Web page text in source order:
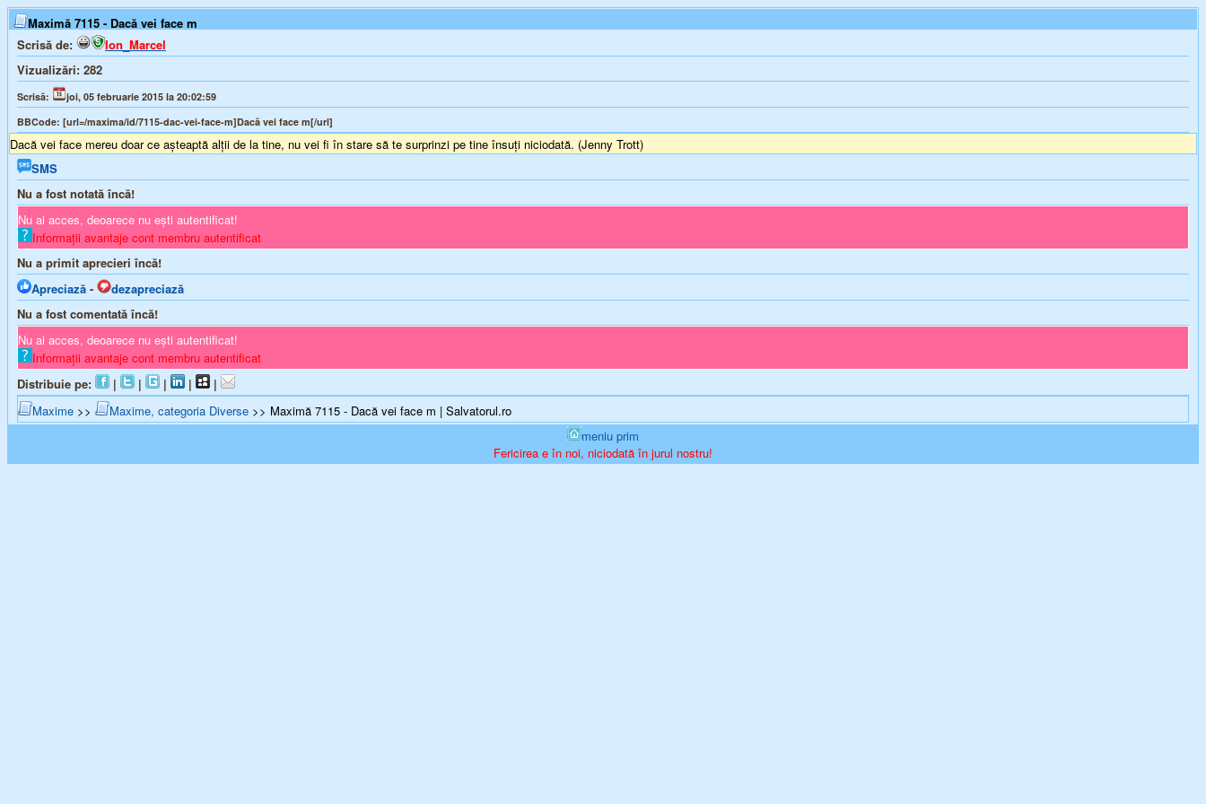
Maximă 7115 - Dacă vei face m
Scrisă de:
Ion_Marcel
Vizualizări: 282
Scrisă:
joi, 05 februarie 2015 la 20:02:59
BBCode: [url=/maxima/id/7115-dac-vei-face-m]Dacă vei face m[/url]
Dacă vei face mereu doar ce aşteaptă alţii de la tine, nu vei fi în stare să te surprinzi pe tine însuţi niciodată. (Jenny Trott)
SMS
Nu a fost notată încă!
Nu ai acces, deoarece nu ești autentificat!
Informații avantaje cont membru autentificat
Nu a primit aprecieri încă!
Apreciază -
dezapreciază
Nu a fost comentată încă!
Nu ai acces, deoarece nu ești autentificat!
Informații avantaje cont membru autentificat
Distribuie pe:
| | | |
|
Maxime >> Maxime, categoria Diverse >> Maximă 7115 - Dacă vei face m | Salvatorul.ro
meniu prim
Fericirea e în noi, niciodată în jurul nostru!